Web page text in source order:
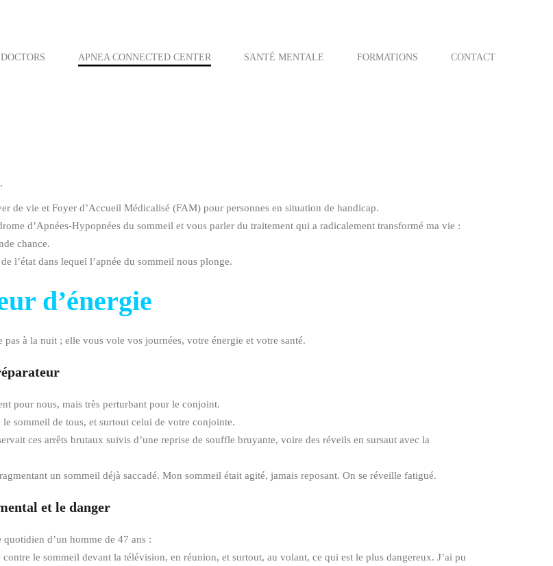
APNEA CONNECTED CENTER SANTÉ MENTALE FORMATIONS CONTACT
de vie et Foyer d’Accueil Médicalisé (FAM) pour personnes en situation de handicap.
d’Apnées-Hypopnées du sommeil et vous parler du traitement qui a radicalement transformé ma vie :
chance.
l’état dans lequel l’apnée du sommeil nous plonge.
d’énergie
à la nuit ; elle vous vole vos journées, votre énergie et votre santé.
pour nous, mais très perturbant pour le conjoint.
sommeil de tous, et surtout celui de votre conjointe.
ces arrêts brutaux suivis d’une reprise de souffle bruyante, voire des réveils en sursaut avec la
un sommeil déjà saccadé. Mon sommeil était agité, jamais reposant. On se réveille fatigué.
et le danger
quotidien d’un homme de 47 ans :
le sommeil devant la télévision, en réunion, et surtout, au volant, ce qui est le plus dangereux. J’ai pu